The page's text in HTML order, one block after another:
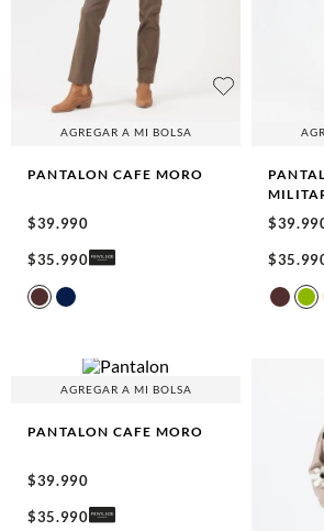
AGREGAR A MI BOLSA
PANTALON CAFE MORO
$39.990
$35.990
$39.
$35.
AGREGAR A MI BOLSA
PANTALON CAFE MORO
$39.990
$35.990